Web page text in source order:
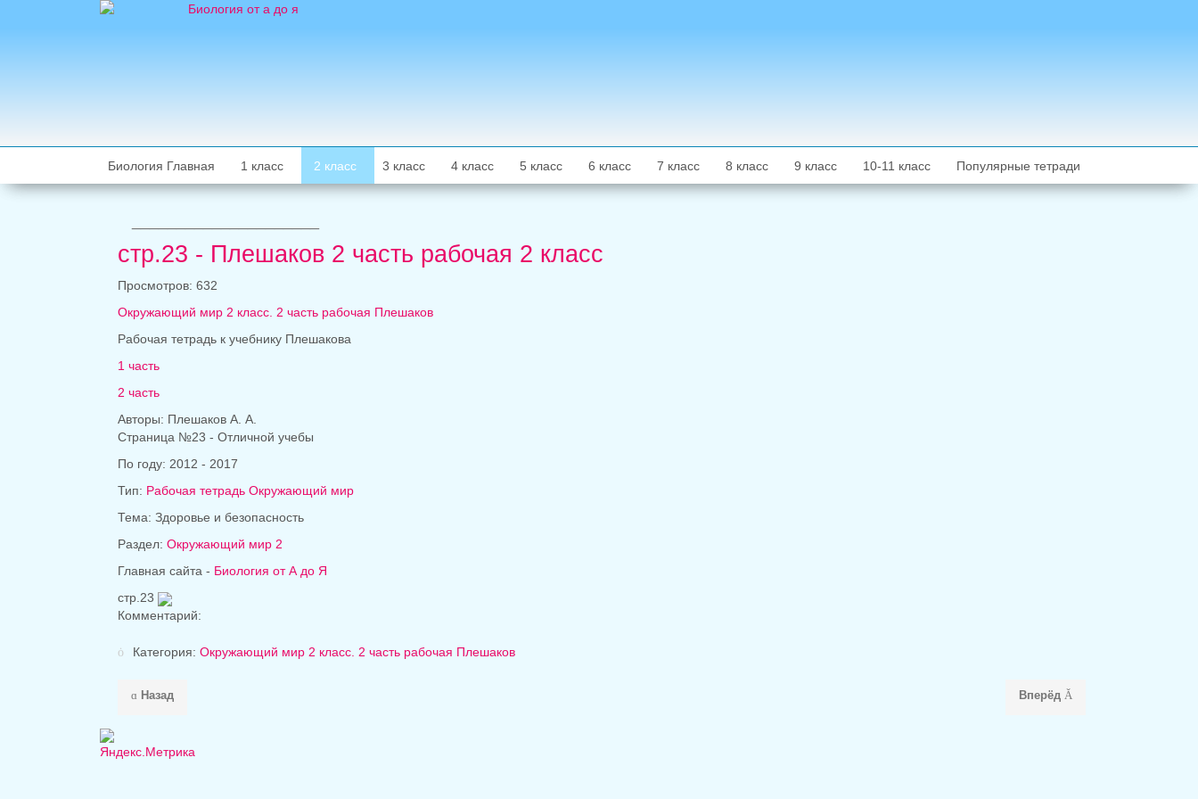
Биология Главная 1 класс 2 класс 3 класс 4 класс 5 класс 6 класс 7 класс 8 класс 9 класс 10-11 класс Популярные тетради
стр.23 - Плешаков 2 часть рабочая 2 класс
Просмотров: 632
Окружающий мир 2 класс. 2 часть рабочая Плешаков
Рабочая тетрадь к учебнику Плешакова
1 часть
2 часть
Авторы: Плешаков А. А.
Страница №23 - Отличной учебы
По году: 2012 - 2017
Тип: Рабочая тетрадь Окружающий мир
Тема: Здоровье и безопасность
Раздел: Окружающий мир 2
Главная сайта - Биология от А до Я
стр.23
Комментарий:
Категория: Окружающий мир 2 класс. 2 часть рабочая Плешаков
Назад Вперёд